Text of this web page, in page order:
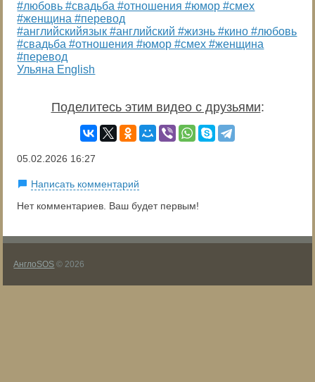
#английскийязык #английский #жизнь #кино #любовь
#свадьба #отношения #юмор #смех #женщина
#перевод
Ульяна English
Поделитесь этим видео с друзьями:
05.02.2026 16:27
Написать комментарий
Нет комментариев. Ваш будет первым!
АнглоSOS © 2026